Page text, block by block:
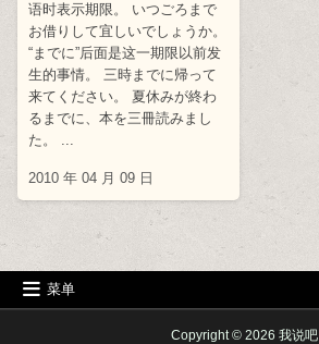
语时表示期限。 いつごろまで
お借りして宜しいでしょうか。
“までに”后面是这一期限以前发
生的事情。 三時までに帰って
来てください。 夏休みが終わ
るまでに、本を三冊読みまし
た。 ...
2010 年 04 月 09 日
菜单
Copyright © 2026 我说吧